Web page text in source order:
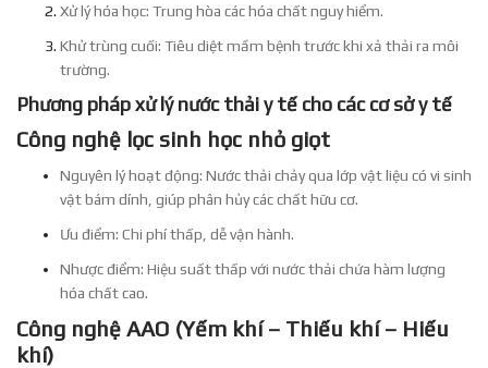
Xử lý hóa học: Trung hòa các hóa chất nguy hiểm.
Khử trùng cuối: Tiêu diệt mầm bệnh trước khi xả thải ra môi
trường.
Phương pháp xử lý nước thải y tế cho các cơ sở y tế
Công nghệ lọc sinh học nhỏ giọt
Nguyên lý hoạt động: Nước thải chảy qua lớp vật liệu có vi sinh
vật bám dính, giúp phân hủy các chất hữu cơ.
Ưu điểm: Chi phí thấp, dễ vận hành.
Nhược điểm: Hiệu suất thấp với nước thải chứa hàm lượng
hóa chất cao.
Công nghệ AAO (Yếm khí – Thiếu khí – Hiếu
khí)